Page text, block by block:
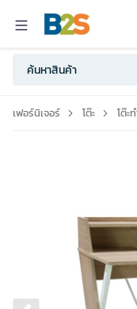
เฟอร์นิเจอร์ โต๊ะ โต๊ะ